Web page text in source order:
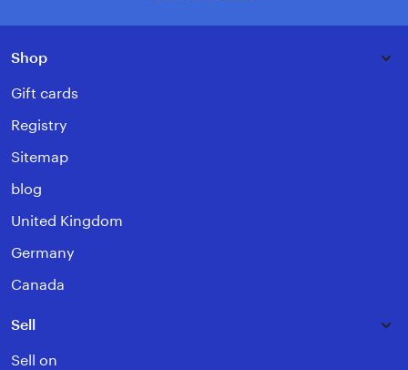
Shop
Gift cards
Registry
Sitemap
blog
United Kingdom
Germany
Canada
Sell
Sell on